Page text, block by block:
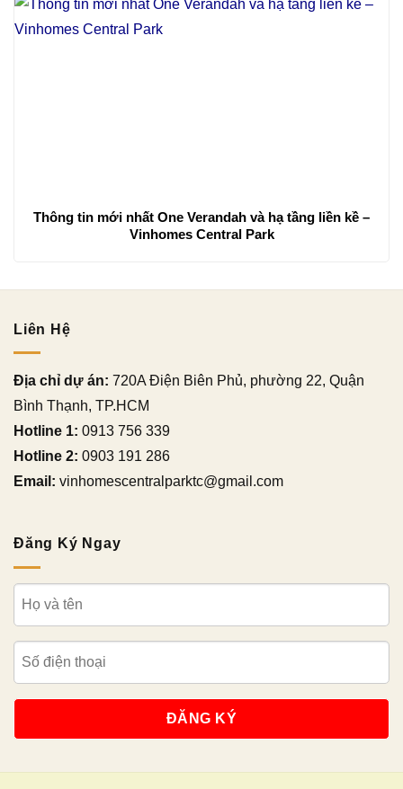
Thông tin mới nhất One Verandah và hạ tầng liền kề –
Vinhomes Central Park
Liên Hệ
Địa chỉ dự án: 720A Điện Biên Phủ, phường 22, Quận
Bình Thạnh, TP.HCM
Hotline 1: 0913 756 339
Hotline 2: 0903 191 286
Email: vinhomescentralparktc@gmail.com
Đăng Ký Ngay